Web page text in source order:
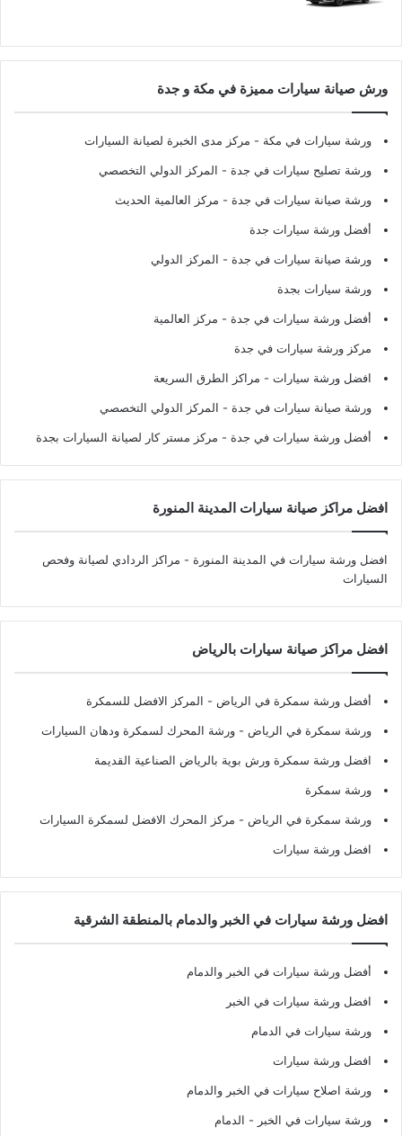
ورش صيانة سيارات مميزة في مكة و جدة
ورشة سيارات في مكة - مركز مدى الخبرة لصيانة السيارات
ورشة تصليح سيارات في جدة - المركز الدولي التخصصي
ورشة صيانة سيارات في جدة - مركز العالمية الحديث
أفضل ورشة سيارات جدة
ورشة صيانة سيارات في جدة - المركز الدولي
ورشة سيارات بجدة
أفضل ورشة سيارات في جدة - مركز العالمية
مركز ورشة سيارات في جدة
افضل ورشة سيارات - مراكز الطرق السريعة
ورشة صيانة سيارات في جدة - المركز الدولي التخصصي
أفضل ورشة سيارات في جدة - مركز مستر كار لصيانة السيارات بجدة
افضل مراكز صيانة سيارات المدينة المنورة
افضل ورشة سيارات في المدينة المنورة - مراكز الردادي لصيانة وفحص
السيارات
افضل مراكز صيانة سيارات بالرياض
أفضل ورشة سمكرة في الرياض - المركز الافضل للسمكرة
ورشة سمكرة في الرياض - ورشة المحرك لسمكرة ودهان السيارات
افضل ورشة سمكرة ورش بوية بالرياض الصناعية القديمة
ورشة سمكرة
ورشة سمكرة في الرياض - مركز المحرك الافضل لسمكرة السيارات
افضل ورشة سيارات
افضل ورشة سيارات في الخبر والدمام بالمنطقة الشرقية
أفضل ورشة سيارات في الخبر والدمام
افضل ورشة سيارات في الخبر
ورشة سيارات في الدمام
افضل ورشة سيارات
ورشة اصلاح سيارات في الخبر والدمام
ورشة سيارات في الخبر - الدمام